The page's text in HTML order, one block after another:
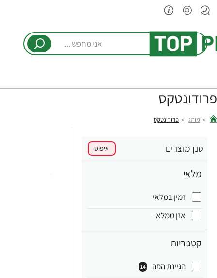
מחפש
פרודונטקס
מותג פרודונטקס
סנן מוצרים איפוס
מלאי
זמין במלאי
אזן ממלאי
קטגוריות
הגיינת הפה 14